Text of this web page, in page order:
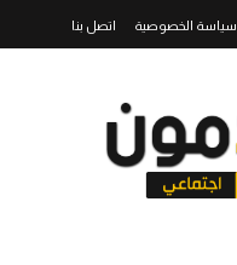
سياسة الخصوصية اتصل بنا